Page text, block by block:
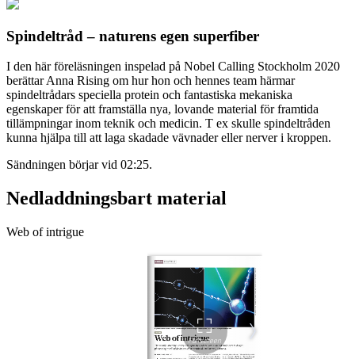
Spindeltråd – naturens egen superfiber
I den här föreläsningen inspelad på Nobel Calling Stockholm 2020
berättar Anna Rising om hur hon och hennes team härmar
spindeltrådars speciella protein och fantastiska mekaniska
egenskaper för att framställa nya, lovande material för framtida
tillämpningar inom teknik och medicin. T ex skulle spindeltråden
kunna hjälpa till att laga skadade vävnader eller nerver i kroppen.
Sändningen börjar vid 02:25.
Nedladdningsbart material
Web of intrigue